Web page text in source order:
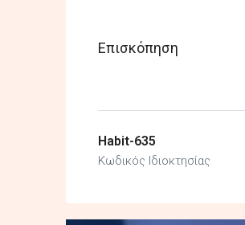
Επισκόπηση
Habit-635
Κωδικός Ιδιοκτησίας